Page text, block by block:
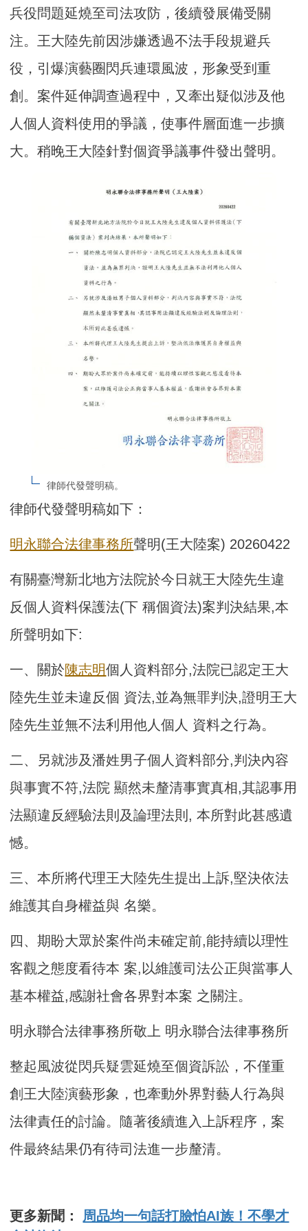
兵役問題延燒至司法攻防，後續發展備受關
注。王大陸先前因涉嫌透過不法手段規避兵
役，引爆演藝圈閃兵連環風波，形象受到重
創。案件延伸調查過程中，又牽出疑似涉及他
人個人資料使用的爭議，使事件層面進一步擴
大。稍晚王大陸針對個資爭議事件發出聲明。
律師代發聲明稿。
律師代發聲明稿如下：
明永聯合法律事務所聲明(王大陸案) 20260422
有關臺灣新北地方法院於今日就王大陸先生違
反個人資料保護法(下 稱個資法)案判決結果,本
所聲明如下:
一、關於陳志明個人資料部分,法院已認定王大
陸先生並未違反個 資法,並為無罪判決,證明王大
陸先生並無不法利用他人個人 資料之行為。
二、另就涉及潘姓男子個人資料部分,判決內容
與事實不符,法院 顯然未釐清事實真相,其認事用
法顯違反經驗法則及論理法則, 本所對此甚感遺
憾。
三、本所將代理王大陸先生提出上訴,堅決依法
維護其自身權益與 名樂。
四、期盼大眾於案件尚未確定前,能持續以理性
客觀之態度看待本 案,以維護司法公正與當事人
基本權益,感謝社會各界對本案 之關注。
明永聯合法律事務所敬上 明永聯合法律事務所
整起風波從閃兵疑雲延燒至個資訴訟，不僅重
創王大陸演藝形象，也牽動外界對藝人行為與
法律責任的討論。隨著後續進入上訴程序，案
件最終結果仍有待司法進一步釐清。
更多新聞： 周品均一句話打臉怕AI族！不學才